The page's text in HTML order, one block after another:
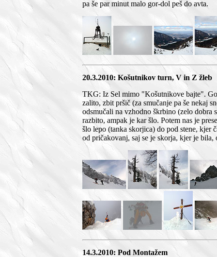
pa še par minut malo gor-dol peš do avta.
20.3.2010: Košutnikov turn, V in Z žleb
TKG: Iz Sel mimo "Košutnikove bajte".
zalito, zbit pršič (za smučanje pa še nekaj
odsmučali na vzhodno škrbino (zelo
razbito, ampak je kar šlo. Potem nas je
šlo lepo (tanka skorjica) do pod stene, kjer
od pričakovanj, saj se je skorja, kjer je bila,
14.3.2010: Pod Montažem